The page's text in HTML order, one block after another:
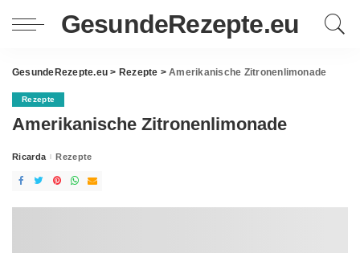
GesundeRezepte.eu
GesundeRezepte.eu > Rezepte >Amerikanische Zitronenlimonade
Rezepte
Amerikanische Zitronenlimonade
Posted
Ricarda Rezepte